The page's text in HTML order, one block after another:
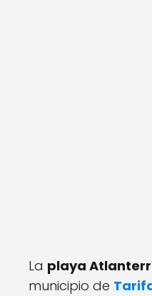
La playa
municipio de